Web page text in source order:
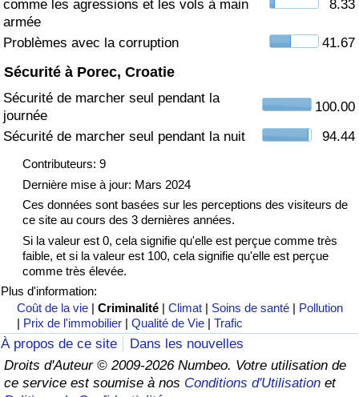
comme les agressions et les vols à main
armée
8.33
Problèmes avec la corruption 41.67
Sécurité à Porec, Croatie
Sécurité de marcher seul pendant la
journée
100.00
Sécurité de marcher seul pendant la nuit
94.44
Contributeurs: 9
Dernière mise à jour: Mars 2024
Ces données sont basées sur les perceptions des visiteurs de
ce site au cours des 3 dernières années.
Si la valeur est 0, cela signifie qu'elle est perçue comme très
faible, et si la valeur est 100, cela signifie qu'elle est perçue
comme très élevée.
Plus d'information:
Coût de la vie |Criminalité |Climat | Soins de santé | Pollution
| Prix de l'immobilier |Qualité de Vie |Trafic
À propos de ce site
Dans les nouvelles
Droits d'Auteur © 2009-2026 Numbeo. Votre utilisation de
ce service est soumise à nos Conditions d'Utilisation et
Trafic
Indice de Trafic
Indice de Trafic (Actuel)
Indice de Trafic par Pays